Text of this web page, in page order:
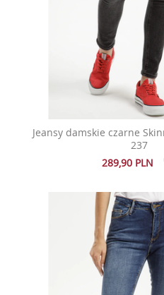
Jeansy damskie czarne
237
289,90 PLN